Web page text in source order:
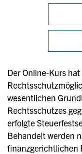
Der Online-Kurs
wesentlichen
Rechtsschutzes
erfolgte
Behandelt werden
finanzgerichtlichen